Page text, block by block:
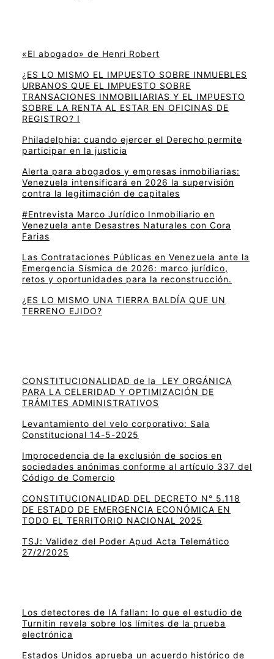
«El abogado» de Henri Robert
¿ES LO MISMO EL IMPUESTO SOBRE INMUEBLES
URBANOS QUE EL IMPUESTO SOBRE
TRANSACIONES INMOBILIARIAS Y EL IMPUESTO
SOBRE LA RENTA AL ESTAR EN OFICINAS DE
REGISTRO? I
Philadelphia: cuando ejercer el Derecho permite
participar en la justicia
Alerta para abogados y empresas inmobiliarias:
Venezuela intensificará en 2026 la supervisión
contra la legitimación de capitales
#Entrevista Marco Jurídico Inmobiliario en
Venezuela ante Desastres Naturales con Cora
Farias
Las Contrataciones Públicas en Venezuela ante la
Emergencia Sísmica de 2026: marco jurídico,
retos y oportunidades para la reconstrucción.
¿ES LO MISMO UNA TIERRA BALDÍA QUE UN
TERRENO EJIDO?
CONSTITUCIONALIDAD de la LEY ORGÁNICA
PARA LA CELERIDAD Y OPTIMIZACIÓN DE
TRÁMITES ADMINISTRATIVOS
Levantamiento del velo corporativo: Sala
Constitucional 14-5-2025
Improcedencia de la exclusión de socios en
sociedades anónimas conforme al artículo 337 del
Código de Comercio
CONSTITUCIONALIDAD DEL DECRETO N° 5.118
DE ESTADO DE EMERGENCIA ECONÓMICA EN
TODO EL TERRITORIO NACIONAL 2025
TSJ: Validez del Poder Apud Acta Telemático
27/2/2025
Los detectores de IA fallan: lo que el estudio de
Turnitin revela sobre los límites de la prueba
electrónica
Estados Unidos aprueba un acuerdo histórico de